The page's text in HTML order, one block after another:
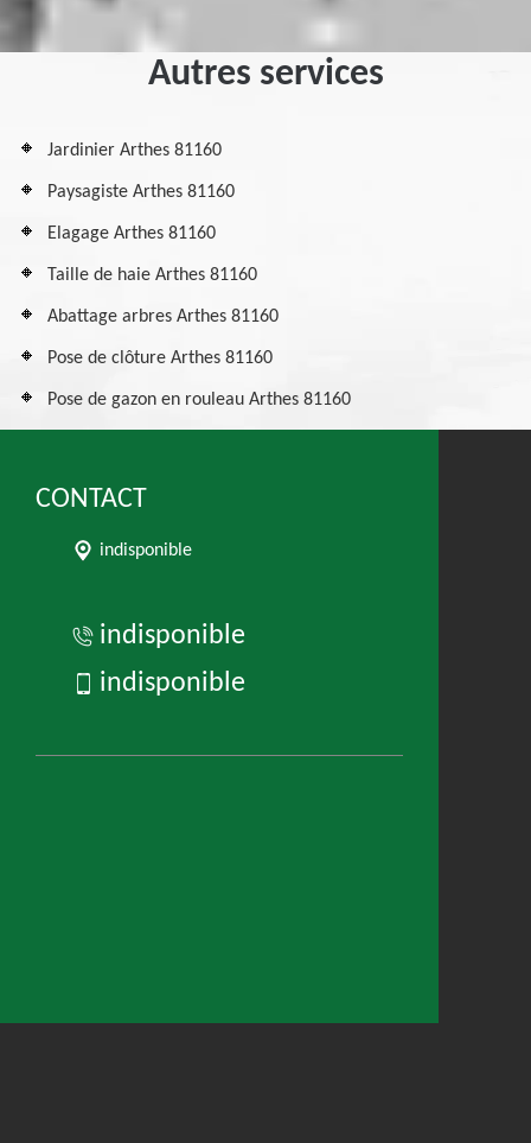
Autres services
Jardinier Arthes 81160
Paysagiste Arthes 81160
Elagage Arthes 81160
Taille de haie Arthes 81160
Abattage arbres Arthes 81160
Pose de clôture Arthes 81160
Pose de gazon en rouleau Arthes 81160
CONTACT
indisponible
indisponible
indisponible